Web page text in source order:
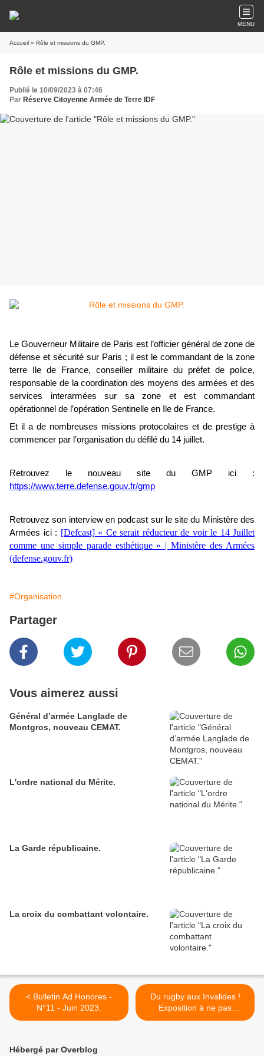
MENU
Accueil » Rôle et missions du GMP.
Rôle et missions du GMP.
Publié le 10/09/2023 à 07:46
Par Réserve Citoyenne Armée de Terre IDF
Le Gouverneur Militaire de Paris est l’officier général de zone de
défense et sécurité sur Paris ; il est le commandant de la zone
terre Ile de France, conseiller militaire du préfet de police,
responsable de la coordination des moyens des armées et des
services interarmées sur sa zone et est commandant
opérationnel de l’opération Sentinelle en Ile de France.
Et il a de nombreuses missions protocolaires et de prestige à
commencer par l’organisation du défilé du 14 juillet.
Retrouvez le nouveau site du GMP ici :
https://www.terre.defense.gouv.fr/gmp
Retrouvez son interview en podcast sur le site du Ministère des
Armées ici : [Defcast] « Ce serait réducteur de voir le 14 Juillet
comme une simple parade esthétique » | Ministère des Armées
(defense.gouv.fr)
#Organisation
Partager
Vous aimerez aussi
Général d’armée Langlade de
Montgros, nouveau CEMAT.
L'ordre national du Mérite.
La Garde républicaine.
La croix du combattant volontaire.
< Bulletin Ad Honores -
N°11 - Juin 2023.
Du rugby aux Invalides !
Exposition à ne pas
manquer. >
Hébergé par Overblog